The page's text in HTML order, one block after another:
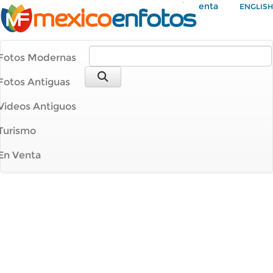
Mi Cuenta ENGLISH
Modernas
Antiguas
Antiguos
Venta